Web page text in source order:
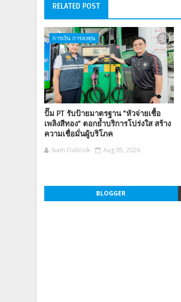
RELATED POST
การเงิน การลงทุน
ปั๊ม PT รับป้ายมาตรฐาน "หัวจ่ายเชื้อ
เพลิงสีทอง" ตอกย้ำบริการโปร่งใส สร้าง
ความเชื่อมั่นผู้บริโภค
Siam Outlook Aug 05, 2026
BLOGGER